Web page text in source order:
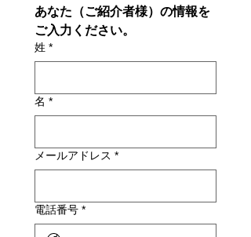
あなた（ご紹介者様）の情報を
ご入力ください。
姓 *
名 *
メールアドレス *
電話番号 *